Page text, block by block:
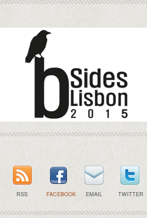
RSS FACEBOOK EMAIL TWITTER